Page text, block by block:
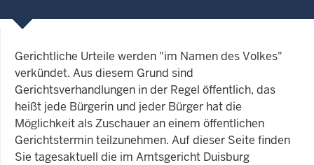
Gerichtliche Urteile werden "im Namen des Volkes"
verkündet. Aus diesem Grund sind
Gerichtsverhandlungen in der Regel öffentlich, das
heißt jede Bürgerin und jeder Bürger hat die
Möglichkeit als Zuschauer an einem öffentlichen
Gerichtstermin teilzunehmen. Auf dieser Seite finden
Sie tagesaktuell die im Amtsgericht Duisburg